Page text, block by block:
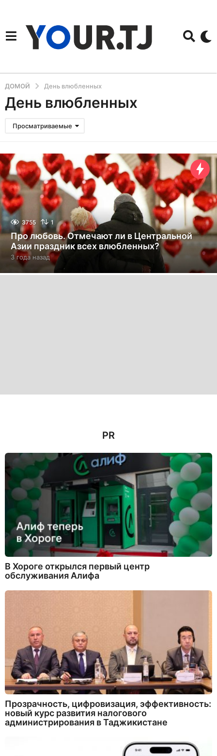
ДОМОЙ День влюбленных
День влюбленных
Просматриваемые
3755 1
Про любовь. Отмечают ли в Центральной
Азии праздник всех влюбленных?
3 года назад3
г
о
PR
В Хороге открылся первый центр
обслуживания Алифа
Прозрачность, цифровизация, эффективность:
новый курс развития налогового
администрирования в Таджикистане